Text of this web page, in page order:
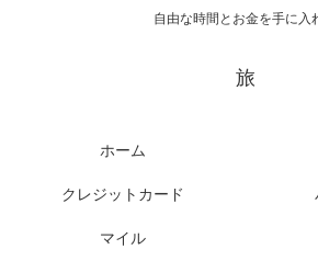
自由な時間とお金を手に入
旅
ホーム
クレジットカード
マイル